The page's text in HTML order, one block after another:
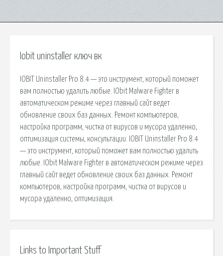
Iobit uninstaller ключ вк
IOBIT Uninstaller Pro 8.4 — это инструмент, который поможет
вам полностью удалить любые. IObit Malware Fighter в
автоматическом режиме через главный сайт ведет
обновление своих баз данных. Ремонт компьютеров,
настройка программ, чистка от вирусов и мусора удаленно,
оптимизация системы, консультации. IOBIT Uninstaller Pro 8.4
— это инструмент, который поможет вам полностью удалить
любые. IObit Malware Fighter в автоматическом режиме через
главный сайт ведет обновление своих баз данных. Ремонт
компьютеров, настройка программ, чистка от вирусов и
мусора удаленно, оптимизация.
Links to Important Stuff